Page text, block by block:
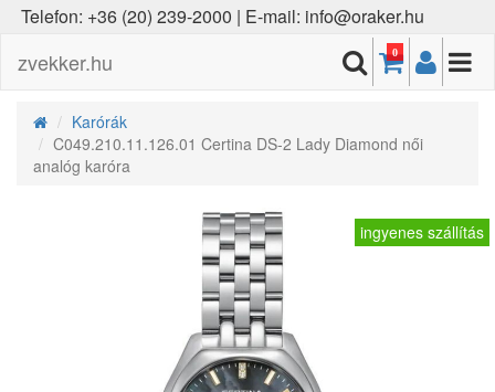
Telefon: +36 (20) 239-2000 | E-mail: info@oraker.hu
zvekker.hu 0
Karórák
C049.210.11.126.01 Certina DS-2 Lady Diamond női
analóg karóra
ingyenes szállítás